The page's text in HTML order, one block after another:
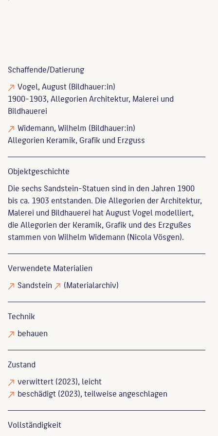
Schaffende/Datierung
Vogel, August(Bildhauer:in)
1900-1903, Allegorien Architektur, Malerei und
Bildhauerei
Widemann, Wilhelm (Bildhauer:in)
Allegorien Keramik, Grafik und Erzguss
Objekt­geschichte
Die sechs Sandstein-Statuen sind in den Jahren 1900
bis ca. 1903 entstanden. Die Allegorien der Architektur,
Malerei und Bildhauerei hat August Vogel modelliert,
die Allegorien der Keramik, Grafik und des Erzgußes
stammen von Wilhelm Widemann (Nicola Vösgen).
Verwendete Materialien
Sandstein
(Materialarchiv)
Technik
behauen
Zustand
verwittert(2023), leicht
beschädigt(2023), teilweise angeschlagen
Vollständigkeit